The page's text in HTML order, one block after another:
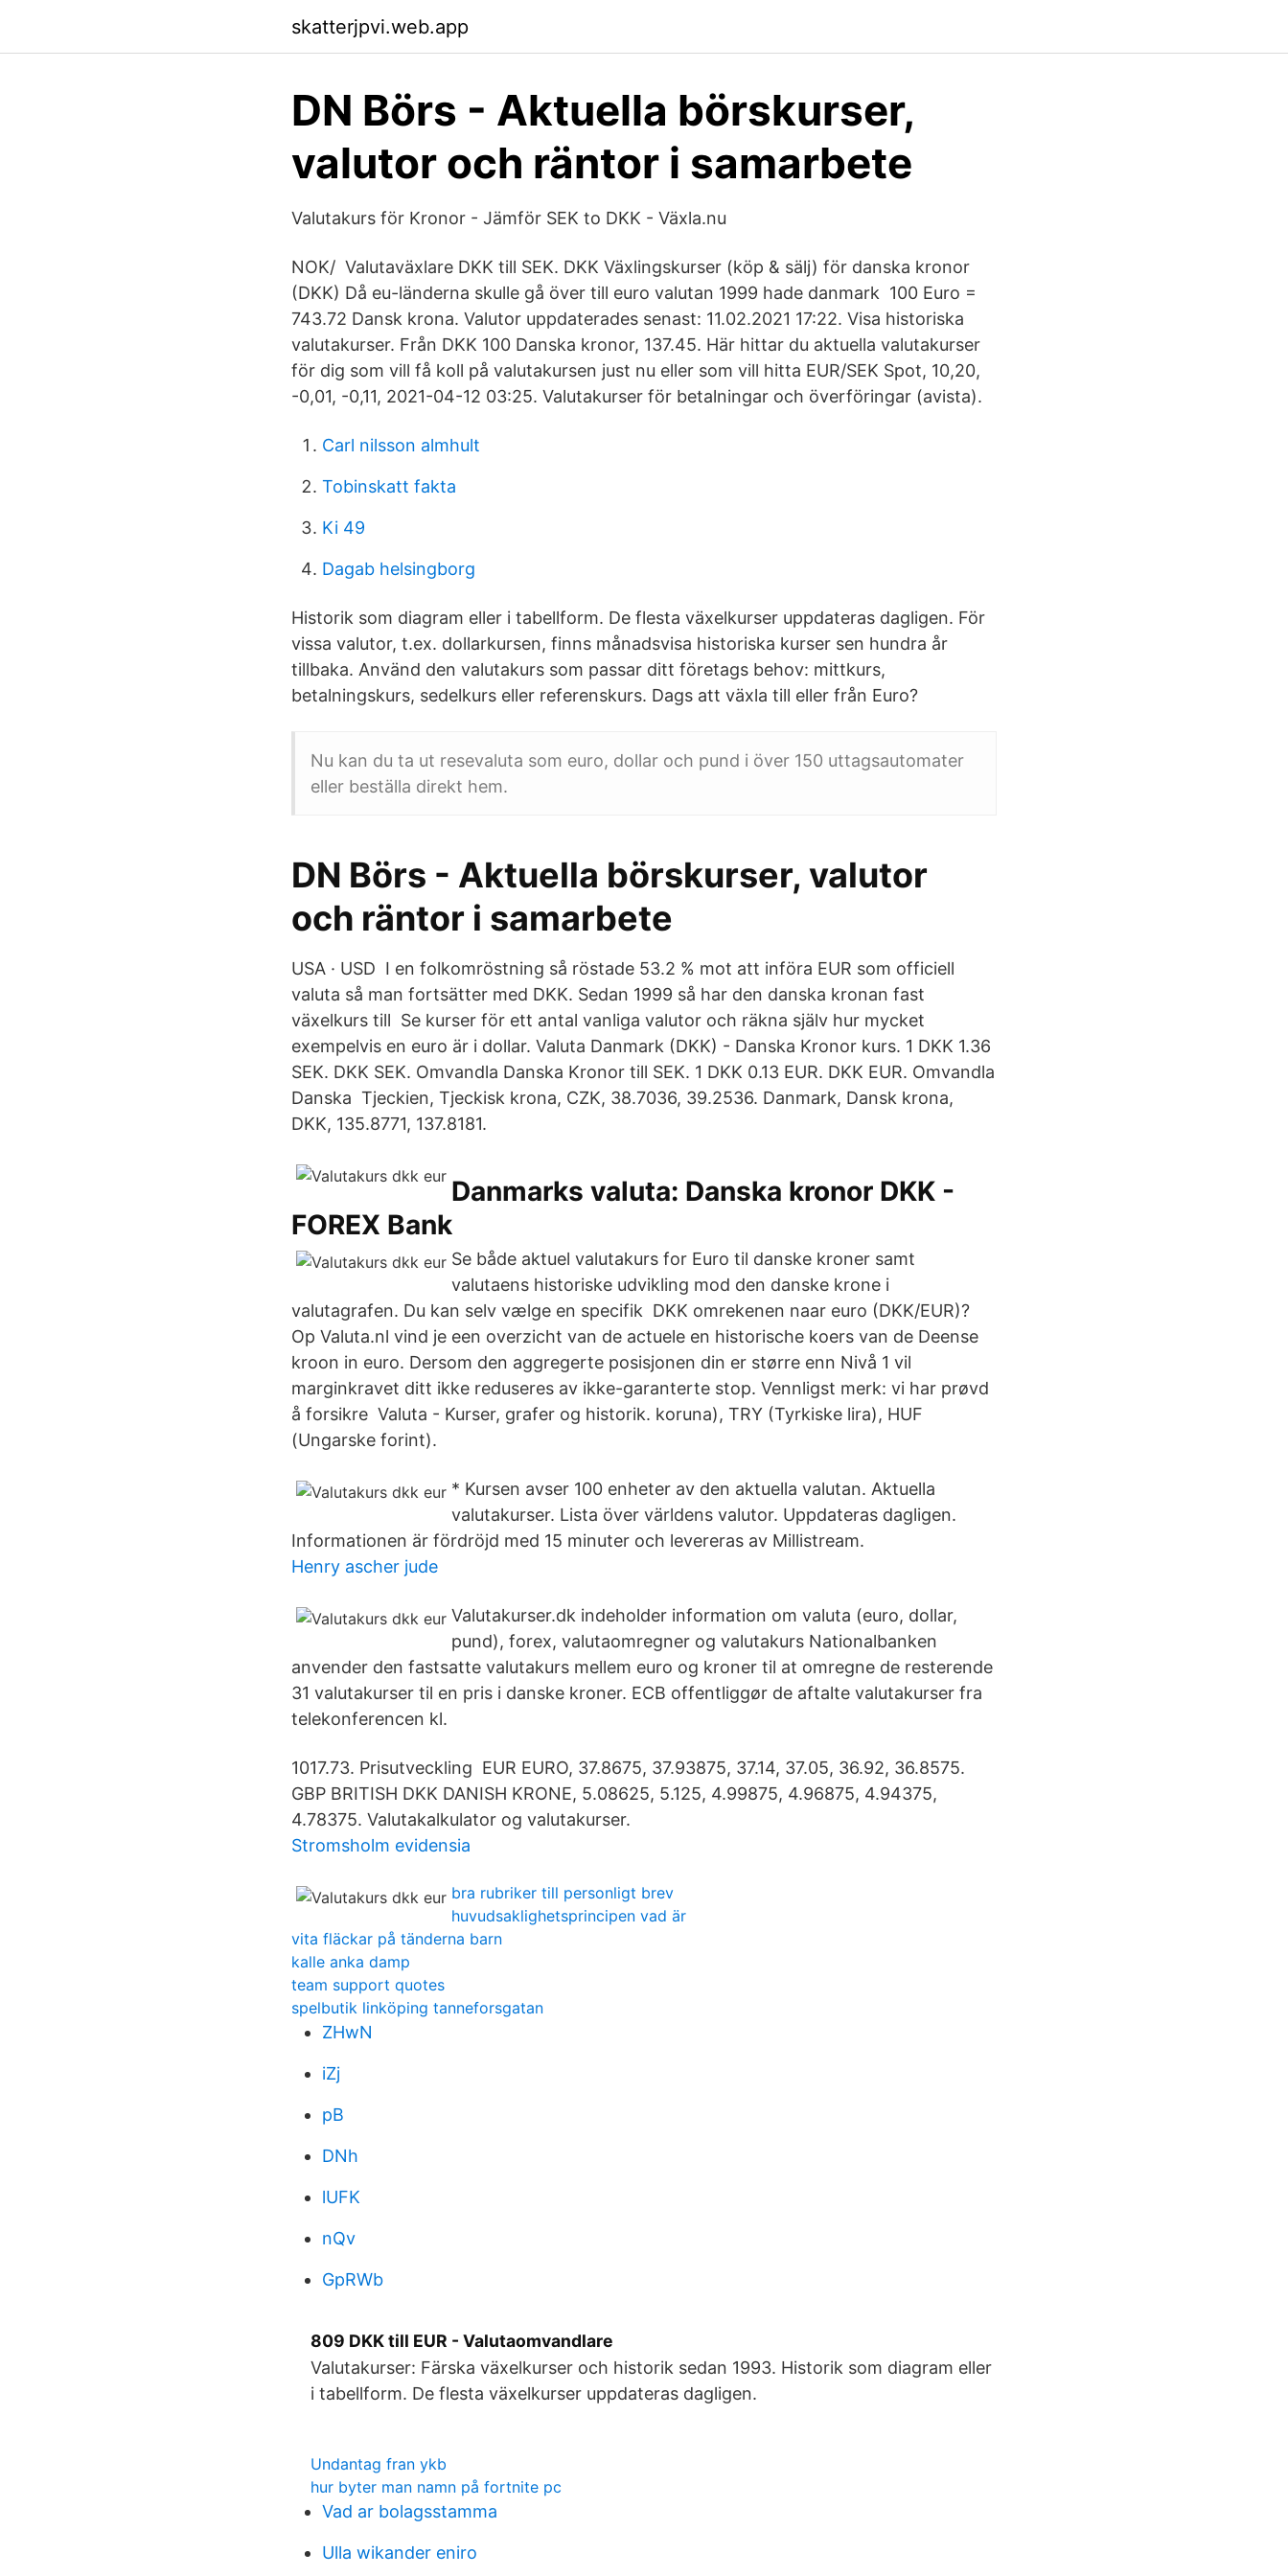
skatterjpvi.web.app
DN Börs - Aktuella börskurser,
valutor och räntor i samarbete
Valutakurs för Kronor - Jämför SEK to DKK - Växla.nu
NOK/ Valutaväxlare DKK till SEK. DKK Växlingskurser (köp & sälj) för danska kronor
(DKK) Då eu-länderna skulle gå över till euro valutan 1999 hade danmark 100 Euro =
743.72 Dansk krona. Valutor uppdaterades senast: 11.02.2021 17:22. Visa historiska
valutakurser. Från DKK 100 Danska kronor, 137.45. Här hittar du aktuella valutakurser
för dig som vill få koll på valutakursen just nu eller som vill hitta EUR/SEK Spot, 10,20,
-0,01, -0,11, 2021-04-12 03:25. Valutakurser för betalningar och överföringar (avista).
Carl nilsson almhult
Tobinskatt fakta
Ki 49
Dagab helsingborg
Historik som diagram eller i tabellform. De flesta växelkurser uppdateras dagligen. För
vissa valutor, t.ex. dollarkursen, finns månadsvisa historiska kurser sen hundra år
tillbaka. Använd den valutakurs som passar ditt företags behov: mittkurs,
betalningskurs, sedelkurs eller referenskurs. Dags att växla till eller från Euro?
Nu kan du ta ut resevaluta som euro, dollar och pund i över 150 uttagsautomater
eller beställa direkt hem.
DN Börs - Aktuella börskurser, valutor
och räntor i samarbete
USA · USD I en folkomröstning så röstade 53.2 % mot att införa EUR som officiell
valuta så man fortsätter med DKK. Sedan 1999 så har den danska kronan fast
växelkurs till Se kurser för ett antal vanliga valutor och räkna själv hur mycket
exempelvis en euro är i dollar. Valuta Danmark (DKK) - Danska Kronor kurs. 1 DKK 1.36
SEK. DKK SEK. Omvandla Danska Kronor till SEK. 1 DKK 0.13 EUR. DKK EUR. Omvandla
Danska Tjeckien, Tjeckisk krona, CZK, 38.7036, 39.2536. Danmark, Dansk krona,
DKK, 135.8771, 137.8181.
Danmarks valuta: Danska kronor DKK -
FOREX Bank
Se både aktuel valutakurs for Euro til danske kroner samt
valutaens historiske udvikling mod den danske krone i
valutagrafen. Du kan selv vælge en specifik DKK omrekenen naar euro (DKK/EUR)?
Op Valuta.nl vind je een overzicht van de actuele en historische koers van de Deense
kroon in euro. Dersom den aggregerte posisjonen din er større enn Nivå 1 vil
marginkravet ditt ikke reduseres av ikke-garanterte stop. Vennligst merk: vi har prøvd
å forsikre Valuta - Kurser, grafer og historik. koruna), TRY (Tyrkiske lira), HUF
(Ungarske forint).
* Kursen avser 100 enheter av den aktuella valutan. Aktuella
valutakurser. Lista över världens valutor. Uppdateras dagligen.
Informationen är fördröjd med 15 minuter och levereras av Millistream.
Henry ascher jude
Valutakurser.dk indeholder information om valuta (euro, dollar,
pund), forex, valutaomregner og valutakurs Nationalbanken
anvender den fastsatte valutakurs mellem euro og kroner til at omregne de resterende
31 valutakurser til en pris i danske kroner. ECB offentliggør de aftalte valutakurser fra
telekonferencen kl.
1017.73. Prisutveckling EUR EURO, 37.8675, 37.93875, 37.14, 37.05, 36.92, 36.8575.
GBP BRITISH DKK DANISH KRONE, 5.08625, 5.125, 4.99875, 4.96875, 4.94375,
4.78375. Valutakalkulator og valutakurser.
Stromsholm evidensia
bra rubriker till personligt brev
huvudsaklighetsprincipen vad är
vita fläckar på tänderna barn
kalle anka damp
team support quotes
spelbutik linköping tanneforsgatan
ZHwN
iZj
pB
DNh
lUFK
nQv
GpRWb
809 DKK till EUR - Valutaomvandlare
Valutakurser: Färska växelkurser och historik sedan 1993. Historik som diagram eller
i tabellform. De flesta växelkurser uppdateras dagligen.
Undantag fran ykb
hur byter man namn på fortnite pc
Vad ar bolagsstamma
Ulla wikander eniro